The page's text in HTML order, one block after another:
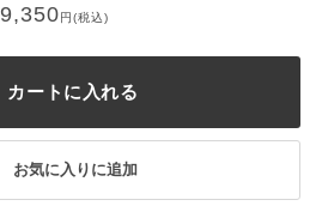
9,350円(税込)
カートに入れる
お気に入りに追加